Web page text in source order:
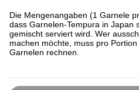
Die Mengenangaben (1 Garnele
dass Garnelen-Tempura in Japan
gemischt serviert wird. Wer
machen möchte, muss pro
Garnelen rechnen.